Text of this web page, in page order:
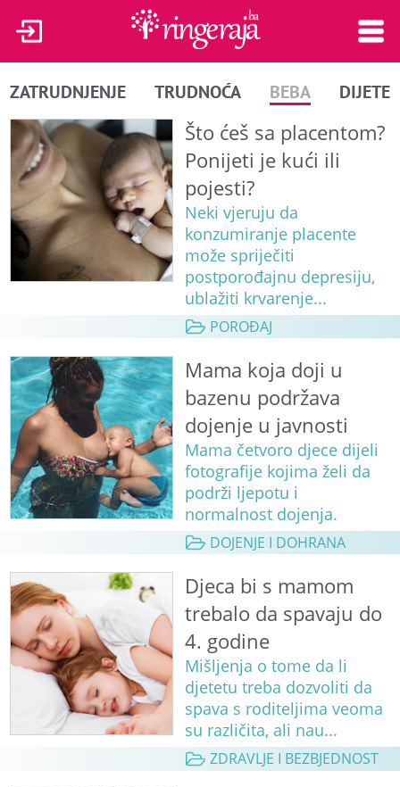
ZATRUDNJENJE TRUDNOĆA BEBA DIJETE
Što ćeš sa placentom?
Ponijeti je kući ili
pojesti?
Neki vjeruju da
konzumiranje placente
može spriječiti
postporođajnu depresiju,
ublažiti krvarenje...
POROĐAJ
Mama koja doji u
bazenu podržava
dojenje u javnosti
Mama četvoro djece dijeli
fotografije kojima želi da
podrži ljepotu i
normalnost dojenja.
DOJENJE I DOHRANA
Djeca bi s mamom
trebalo da spavaju do
4. godine
Mišljenja o tome da li
djetetu treba dozvoliti da
spava s roditeljima veoma
su različita, ali nau...
ZDRAVLJE I BEZBJEDNOST